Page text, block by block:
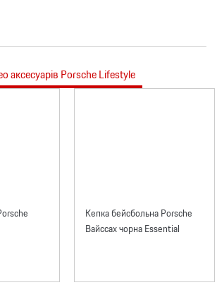
аксесуарів Porsche Lifestyle
Кепка бейсбольна Porsche
Вайссах чорна Essential